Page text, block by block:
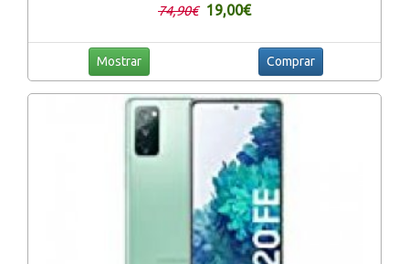
74,90€ 19,00€
Mostrar Comprar